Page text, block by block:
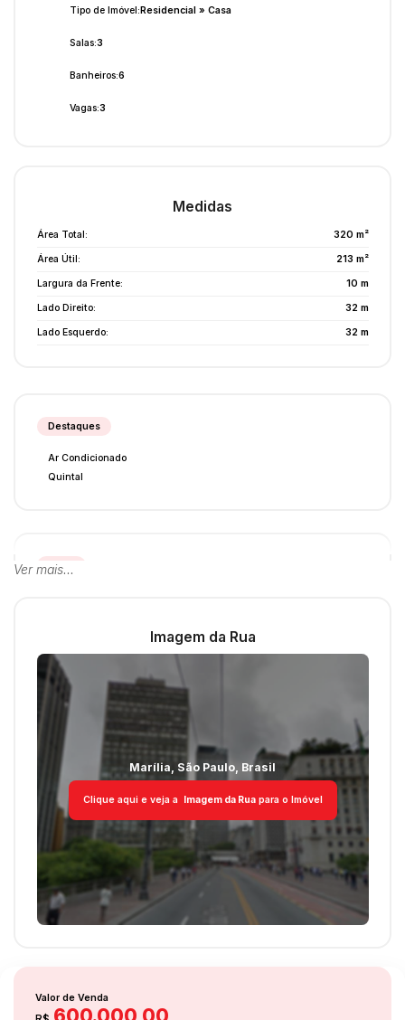
Tipo de Imóvel:Residencial » Casa
Salas:3
Banheiros:6
Vagas:3
Medidas
Área Total: 320 m²
Área Útil: 213 m²
Largura da Frente: 10 m
Lado Direito: 32 m
Lado Esquerdo: 32 m
Destaques
Ar Condicionado
Quintal
Lazer
Estrutura
Cozinha Planejada
Ver mais...
Imagem da Rua
Marília São Paulo Brasil
Clique aqui e veja a Imagem da Ruapara o Imóvel
Valor de Venda